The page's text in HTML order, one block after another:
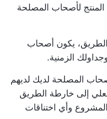
لأصحاب المصلحة
يكون أصحاب
الزمنية.
المصلحة لديك لديهم
إلى خارطة الطريق
وأي اختناقات